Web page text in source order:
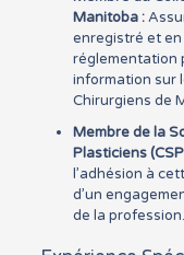
Manitoba :
enregistré et en
réglementation
information sur
Chirurgiens de
Membre de la
Plasticiens
l’adhésion à
d’un
de la profession.